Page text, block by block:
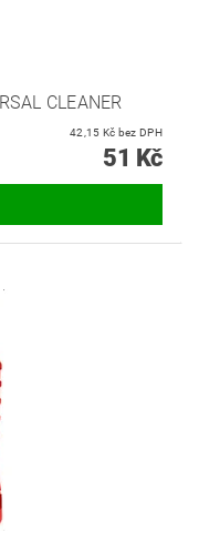
CLEANER
42,15 Kč bez DPH
51 Kč